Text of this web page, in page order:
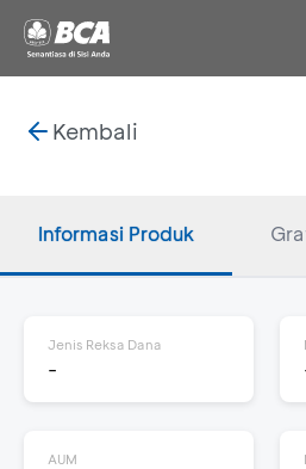
Kembali
Informasi Produk
Jenis Reksa Dana
-
AUM